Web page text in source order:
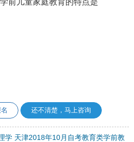
还不清楚，马上咨询
学 天津2018年10月自考教育类学前教